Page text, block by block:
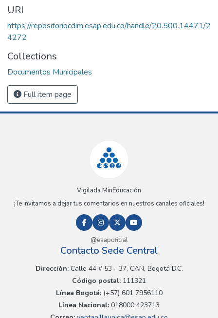
URI
https://repositoriocdim.esap.edu.co/handle/20.500.14471/2
4272
Collections
Documentos Municipales
Full item page
Vigilada MinEducación
¡Te invitamos a dejar tus comentarios en nuestros canales oficiales!
@esapoficial
Contacto Sede Central
Dirección:Calle 44 # 53 - 37, CAN, Bogotá D.C.
Código postal: 111321
Línea Bogotá:(+57) 601 7956110
Línea Nacional: 018000 423713